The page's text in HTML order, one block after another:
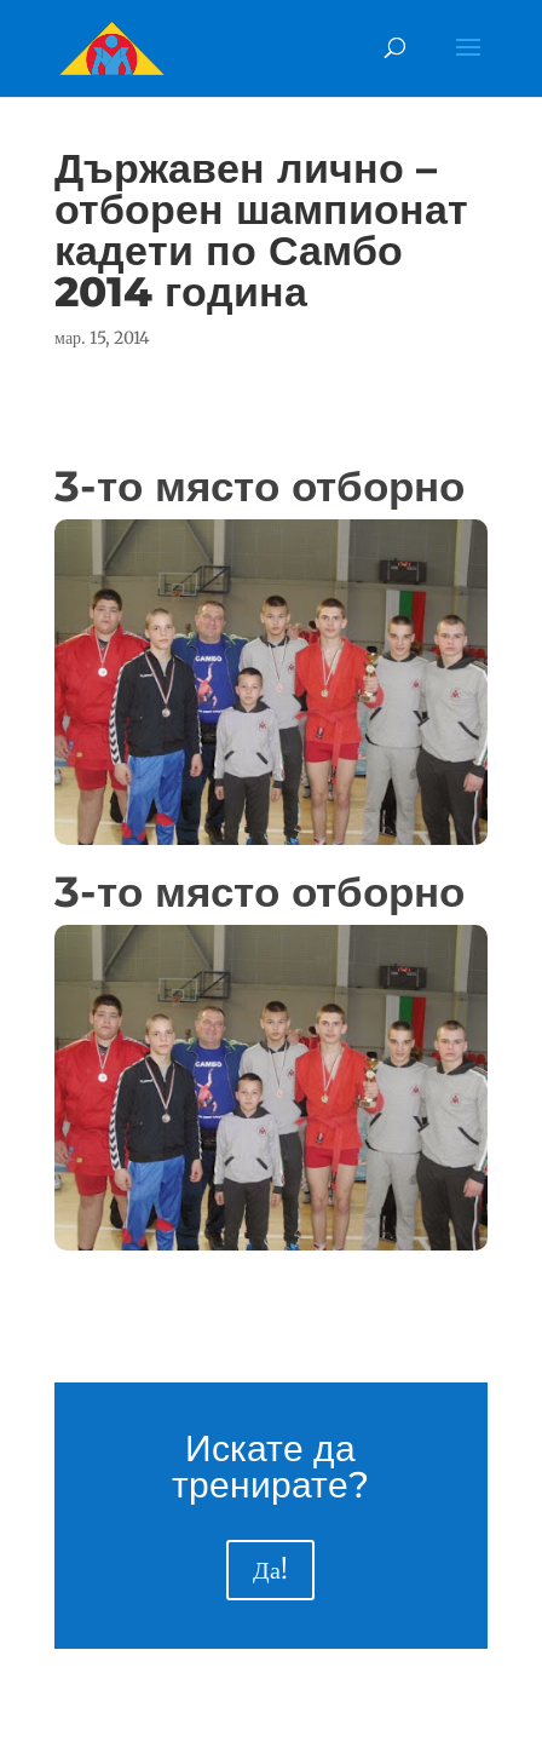
Държавен лично –
отборен шампионат
кадети по Самбо
2014 година
мар. 15, 2014
3-то място отборно
3-то място отборно
Искате да
тренирате?
Да!